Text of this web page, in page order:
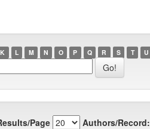
K L M N O P Q R S T U
Page Authors/Record: